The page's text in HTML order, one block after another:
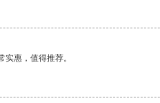
实惠，值得推荐。